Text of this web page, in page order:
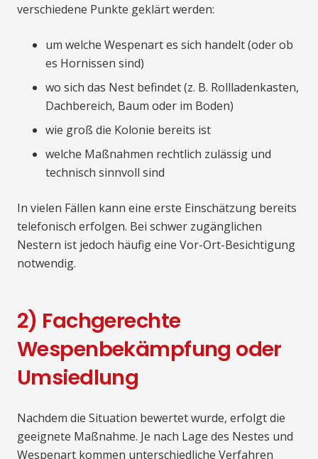
verschiedene Punkte geklärt werden:
um welche Wespenart es sich handelt (oder ob
es Hornissen sind)
wo sich das Nest befindet (z. B. Rollladenkasten,
Dachbereich, Baum oder im Boden)
wie groß die Kolonie bereits ist
welche Maßnahmen rechtlich zulässig und
technisch sinnvoll sind
In vielen Fällen kann eine erste Einschätzung bereits
telefonisch erfolgen. Bei schwer zugänglichen
Nestern ist jedoch häufig eine Vor-Ort-Besichtigung
notwendig.
2) Fachgerechte
Wespenbekämpfung oder
Umsiedlung
Nachdem die Situation bewertet wurde, erfolgt die
geeignete Maßnahme. Je nach Lage des Nestes und
Wespenart kommen unterschiedliche Verfahren